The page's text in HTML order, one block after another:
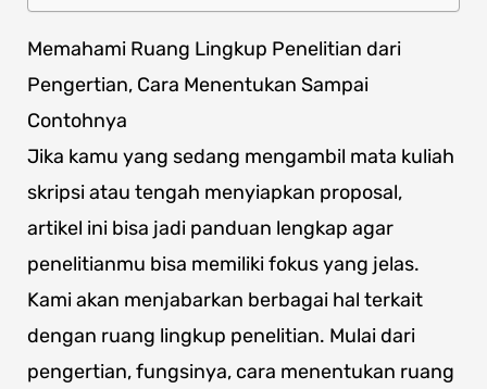
Memahami Ruang Lingkup Penelitian dari
Pengertian, Cara Menentukan Sampai
Contohnya
Jika kamu yang sedang mengambil mata kuliah
skripsi atau tengah menyiapkan proposal,
artikel ini bisa jadi panduan lengkap agar
penelitianmu bisa memiliki fokus yang jelas.
Kami akan menjabarkan berbagai hal terkait
dengan ruang lingkup penelitian. Mulai dari
pengertian, fungsinya, cara menentukan ruang